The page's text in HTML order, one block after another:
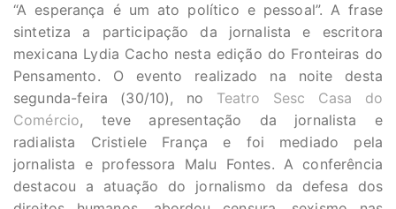
“A esperança é um ato político e pessoal”. A frase
sintetiza a participação da jornalista e escritora
mexicana Lydia Cacho nesta edição do Fronteiras do
Pensamento. O evento realizado na noite desta
segunda-feira (30/10), no Teatro Sesc Casa do
Comércio, teve apresentação da jornalista e
radialista Cristiele França e foi mediado pela
jornalista e professora Malu Fontes. A conferência
destacou a atuação do jornalismo da defesa dos